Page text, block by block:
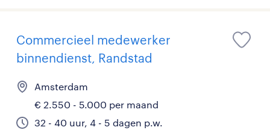
Commercieel medewerker
binnendienst, Randstad
Amsterdam
€ 2.550 - 5.000 per maand
32 - 40 uur, 4 - 5 dagen p.w.